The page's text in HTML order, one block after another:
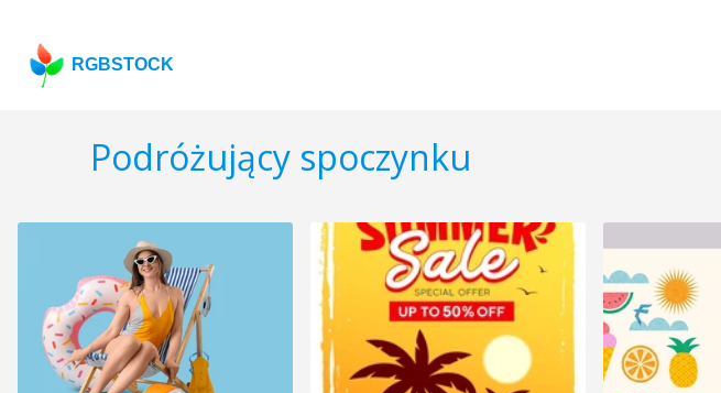
RGBSTOCK
Podróżujący spoczynku